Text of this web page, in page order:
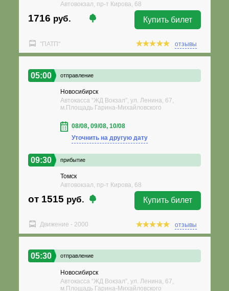
Автовокзал, пр-т Кирова, 68
1716 руб. Купить билет
"ПАТП" отзывы
05:00 отправление
Новосибирск
Автокасса “ЖД Вокзал”, ул. Ленина, 67,
м.Площадь Гарина-Михайловского
08/08, 09/08, 10/08
Уточнить на другую дату
09:30 прибытие
Томск
Автовокзал, пр-т Кирова, 68
от 1515 руб. Купить билет
Движение - 2000 отзывы
05:30 отправление
Новосибирск
Автокасса “ЖД Вокзал”, ул. Ленина, 67,
м.Площадь Гарина-Михайловского